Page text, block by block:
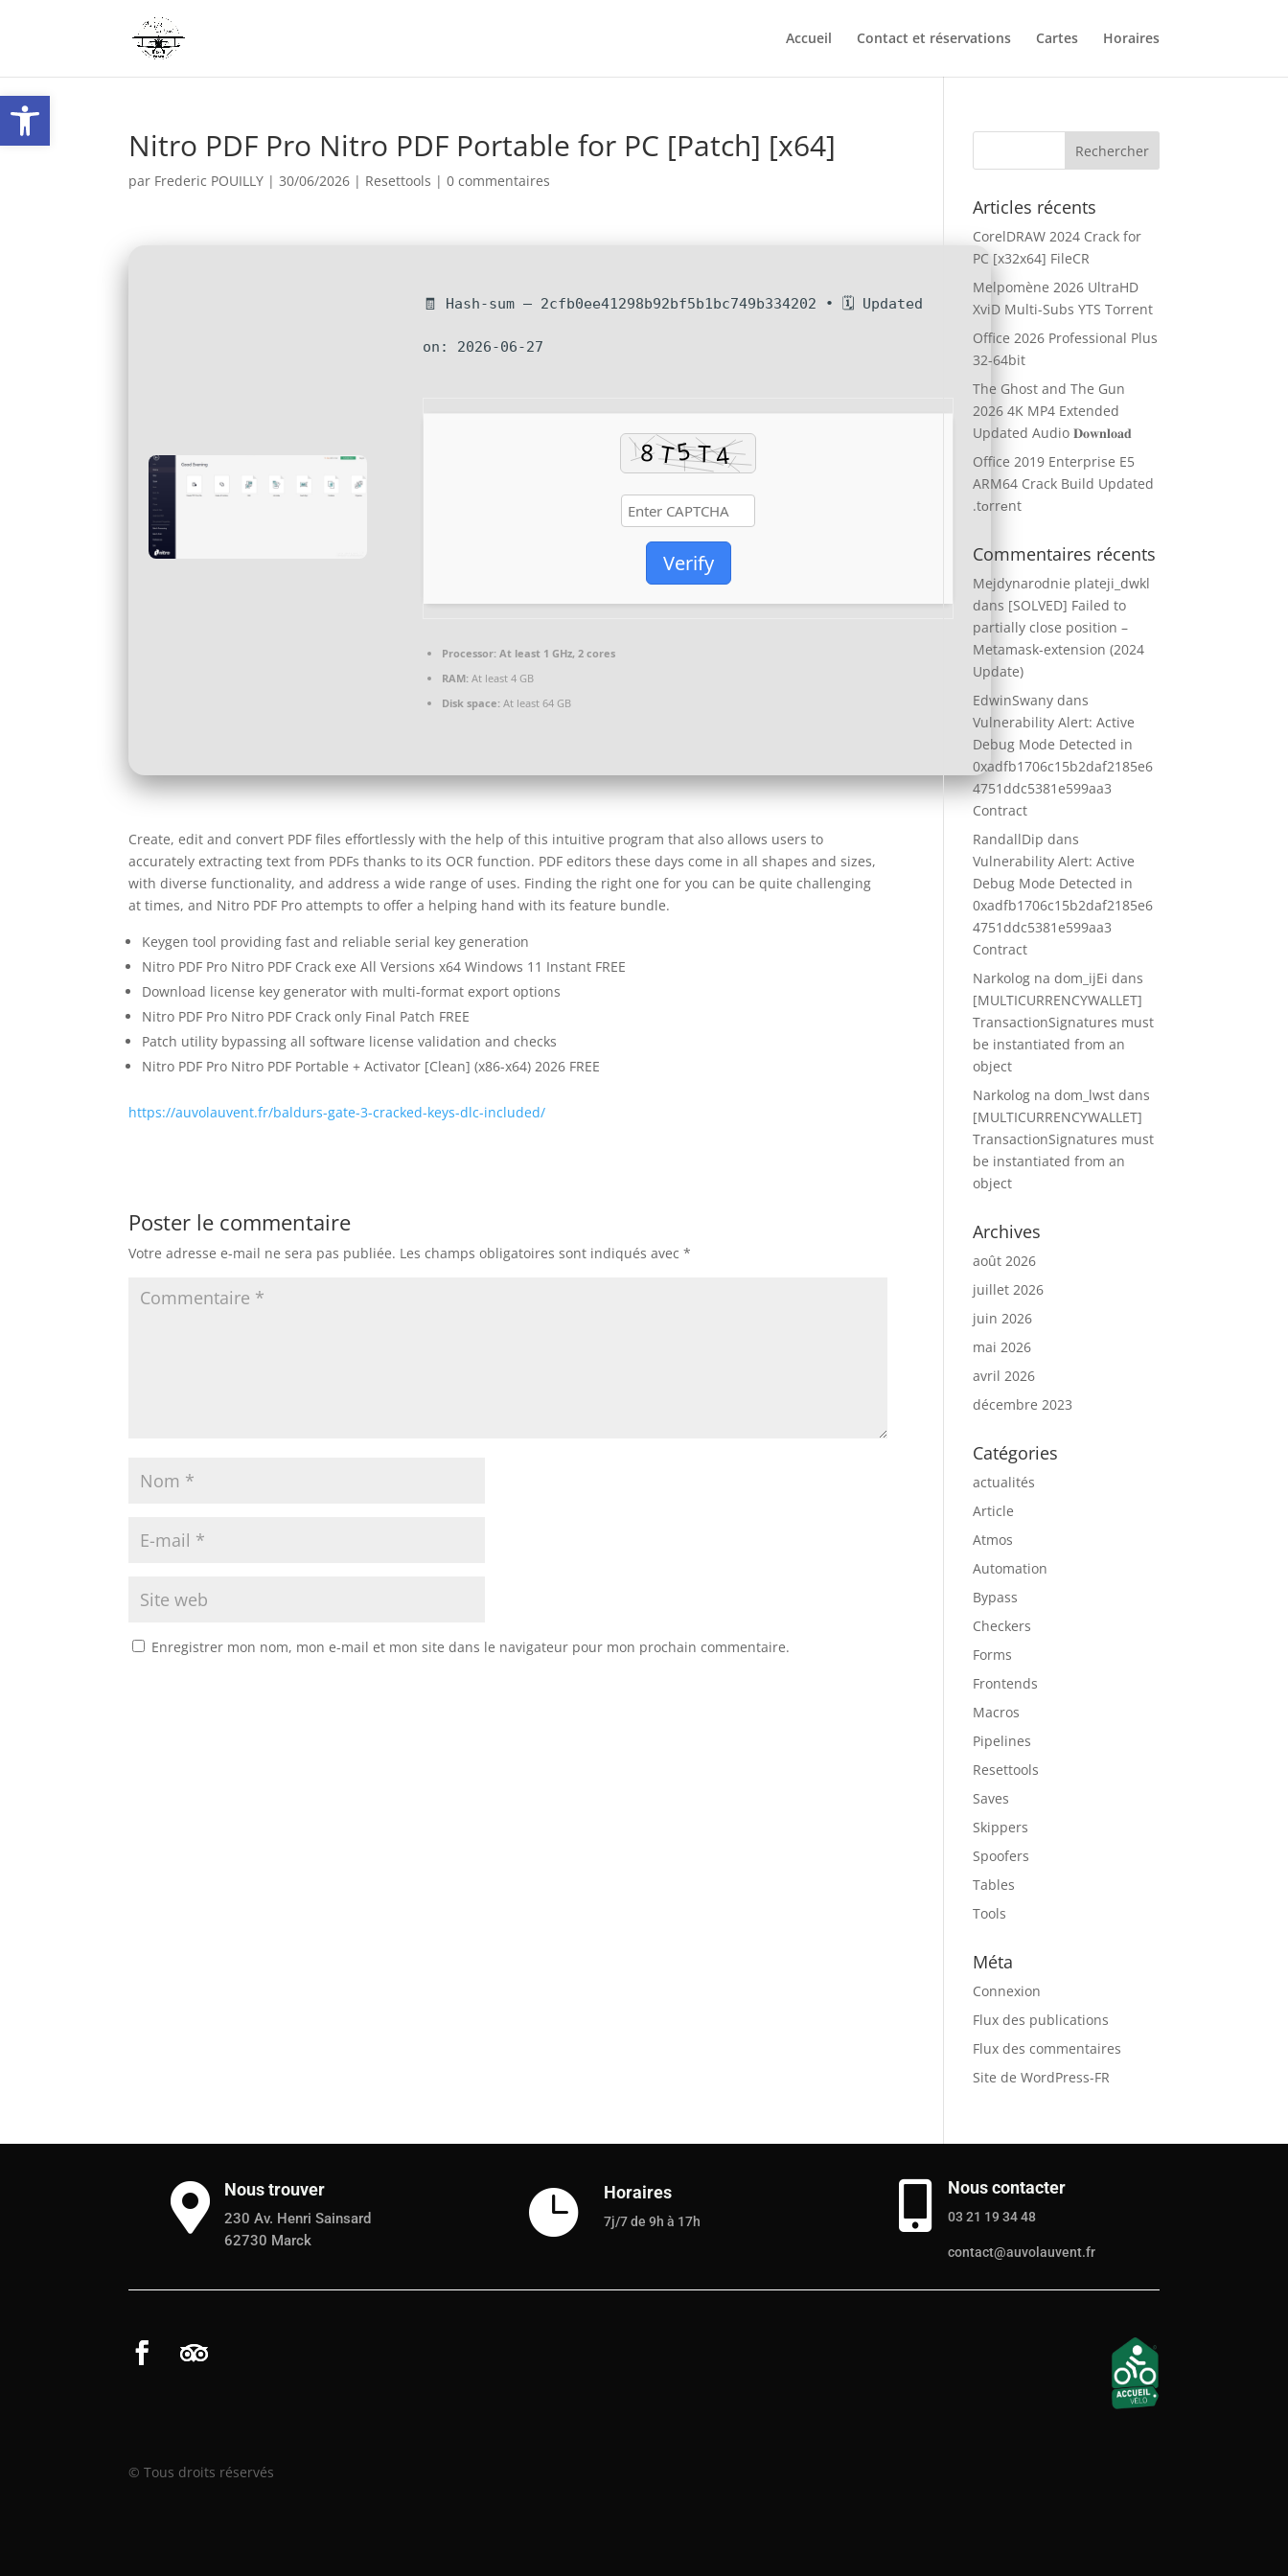
Ouvrir la barre d’outils
Accueil Contact et réservations Cartes Horaires
Nitro PDF Pro Nitro PDF Portable for PC [Patch] [x64]
par Frederic POUILLY |30/06/2026 | Resettools |0 commentaires
🧾 Hash-sum — 2cfb0ee41298b92bf5b1bc749b334202 • 🗓 Updated
on: 2026-06-27
Verify
Processor: At least 1 GHz, 2 cores
RAM: At least 4 GB
Disk space: At least 64 GB
Create, edit and convert PDF files effortlessly with the help of this intuitive program that also allows users to
accurately extracting text from PDFs thanks to its OCR function. PDF editors these days come in all shapes and sizes,
with diverse functionality, and address a wide range of uses. Finding the right one for you can be quite challenging
at times, and Nitro PDF Pro attempts to offer a helping hand with its feature bundle.
Keygen tool providing fast and reliable serial key generation
Nitro PDF Pro Nitro PDF Crack exe All Versions x64 Windows 11 Instant FREE
Download license key generator with multi-format export options
Nitro PDF Pro Nitro PDF Crack only Final Patch FREE
Patch utility bypassing all software license validation and checks
Nitro PDF Pro Nitro PDF Portable + Activator [Clean] (x86-x64) 2026 FREE
https://auvolauvent.fr/baldurs-gate-3-cracked-keys-dlc-included/
Poster le commentaire
Votre adresse e-mail ne sera pas publiée. Les champs obligatoires sont indiqués avec*
Enregistrer mon nom, mon e-mail et mon site dans le navigateur pour mon prochain commentaire.
Articles récents
CorelDRAW 2024 Crack for
PC [x32x64] FileCR
Melpomène 2026 UltraHD
XviD Multi-Subs YTS Torrent
Office 2026 Professional Plus
32-64bit
The Ghost and The Gun
2026 4K MP4 Extended
Updated Audio 𝐃𝐨𝐰𝐧𝐥𝐨𝐚𝐝
Office 2019 Enterprise E5
ARM64 Crack Build Updated
.tоrrеnt
Commentaires récents
Mejdynarodnie plateji_dwkl
dans [SOLVED] Failed to
partially close position –
Metamask-extension (2024
Update)
EdwinSwany dans
Vulnerability Alert: Active
Debug Mode Detected in
0xadfb1706c15b2daf2185e6
4751ddc5381e599aa3
Contract
RandallDip dans
Vulnerability Alert: Active
Debug Mode Detected in
0xadfb1706c15b2daf2185e6
4751ddc5381e599aa3
Contract
Narkolog na dom_ijEi dans
[MULTICURRENCYWALLET]
TransactionSignatures must
be instantiated from an
object
Narkolog na dom_lwst dans
[MULTICURRENCYWALLET]
TransactionSignatures must
be instantiated from an
object
Archives
août 2026
juillet 2026
juin 2026
mai 2026
avril 2026
décembre 2023
Catégories
actualités
Article
Atmos
Automation
Bypass
Checkers
Forms
Frontends
Macros
Pipelines
Resettools
Saves
Skippers
Spoofers
Tables
Tools
Méta
Connexion
Flux des publications
Flux des commentaires
Site de WordPress-FR
 Nous trouver
230 Av. Henri Sainsard
62730 Marck
 Horaires
7j/7 de 9h à 17h  Nous contacter
03 21 19 34 48
contact@auvolauvent.fr
© Tous droits réservés